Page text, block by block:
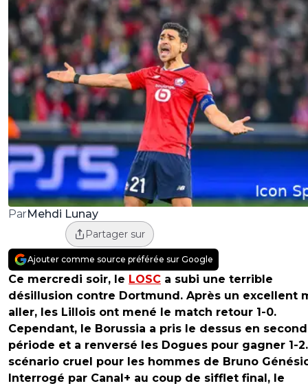
ParMehdi Lunay
Partager sur
Ajouter comme source préférée sur Google
Ce mercredi soir, le LOSC a subi une terrible
désillusion contre Dortmund. Après un excellent
aller, les Lillois ont mené le match retour 1-0.
Cependant, le Borussia a pris le dessus en
période et a renversé les Dogues pour gagner 1-
scénario cruel pour les hommes de Bruno
Interrogé par Canal+ au coup de sifflet final, le